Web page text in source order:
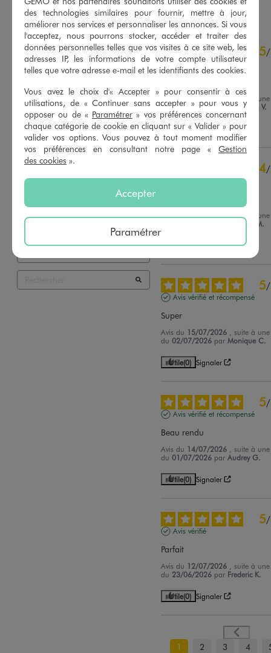
AJOUTER AJOUTER
4.8/5
29
avis soumis à un
contrôle
Voir tous les avis sur ce site
5étoiles
22
4étoiles
3étoiles
0
0
1étoile 0
5/
Avis vérifié et récompensé
Avis du
, suite à
du22/07/2026 parStephanie V.
Utile(0) Signaler
4/
Avis vérifié et récompensé
Avis du28/07/2026 , suite à une
Hanane M.
Utile(0) Signaler
5/
Avis vérifié et récompensé
Super
Avis du 15/07/2026
, suite à
du02/07/2026 parMonique C.
Utile(0) Signaler
5/
Avis vérifié et récompensé
Beau rendu
Avis du 14/07/2026
, suite à
du01/07/2026 parAudrey G.
Utile(0) Signaler
5/
Avis vérifié
Parfait
Avis du 12/07/2026
, suite à
du 23/06/2026 par Frederic K.
Utile(0) Signaler
1 2 3 4
des technologies similaires pour fournir, mettre à jour,
améliorer nos services et personnaliser les annonces. Si vous
l'acceptez, nous pourrons stocker, accéder et traiter des
données personnelles telles que vos visites à ce site web, les
adresses IP, les informations de votre compte utilisateur
telles que votre adresse e-mail et les identifiants des cookies.
Vous avez le choix d'« Accepter » pour consentir à ces
utilisations, de « Continuer sans accepter » pour vous y
opposer ou de « Paramétrer » vos préférences concernant
chaque catégorie de cookie en cliquant sur « Valider » pour
valider vos options. Vous pouvez à tout moment modifier
vos préférences en consultant notre page « Gestion
des cookies ».
Accepter
Paramétrer